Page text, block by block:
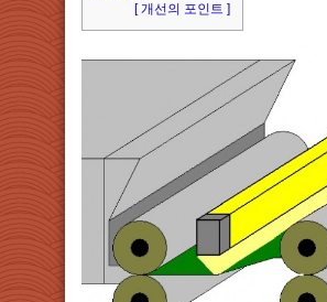
[ 개선의 포인트 ]